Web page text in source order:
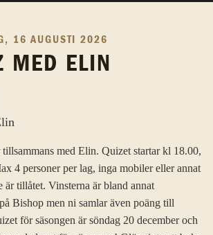
16 AUGUSTI 2026
MED ELIN
tillsammans med Elin. Quizet startar kl 18.00,
4 personer per lag, inga mobiler eller annat
är tillåtet. Vinsterna är bland annat
Bishop men ni samlar även poäng till
för säsongen är söndag 20 december och